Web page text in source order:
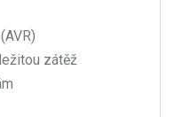
zátěž